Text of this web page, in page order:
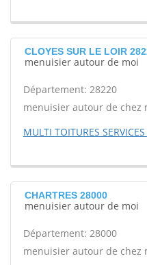
CLOYES SUR LE LOIR
menuisier autour de moi
Département: 28220
menuisier autour de chez
MULTI TOITURES
CHARTRES 28000
menuisier autour de moi
Département: 28000
menuisier autour de chez